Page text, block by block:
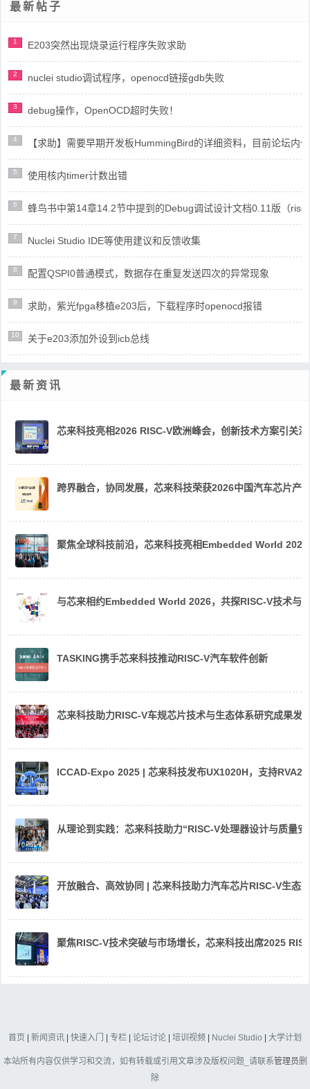
最新帖子
1 E203突然出现烧录运行程序失败求助
2 nuclei studio调试程序，openocd链接gdb失败
3 debug操作，OpenOCD超时失败！
4 【求助】需要早期开发板HummingBird的详细资料，目前论坛内
5 使用核内timer计数出错
6 蜂鸟书中第14章14.2节中提到的Debug调试设计文档0.11版（
7 Nuclei Studio IDE等使用建议和反馈收集
8 配置QSPI0普通模式，数据存在重复发送四次的异常现象
9 求助，紫光fpga移植e203后，下载程序时openocd报错
10 关于e203添加外设到icb总线
最新资讯
芯来科技亮相2026 RISC-V欧洲峰会，创新技术方案引关注
跨界融合，协同发展，芯来科技荣获2026中国汽车芯片产
聚焦全球科技前沿，芯来科技亮相Embedded World 2026
与芯来相约Embedded World 2026，共探RISC-V技术与
TASKING携手芯来科技推动RISC-V汽车软件创新
芯来科技助力RISC-V车规芯片技术与生态体系研究成果发
ICCAD-Expo 2025 | 芯来科技发布UX1020H，支持
从理论到实践：芯来科技助力“RISC-V处理器设计与质量
开放融合、高效协同 | 芯来科技助力汽车芯片RISC-V生态
聚焦RISC-V技术突破与市场增长，芯来科技出席2025
首页 新闻资讯 快速入门 专栏 论坛讨论 培训视频 Nuclei Studio 大学计划
本站所有内容仅供学习和交流，如有转载或引用文章涉及版权问题_请联系管理员删
除